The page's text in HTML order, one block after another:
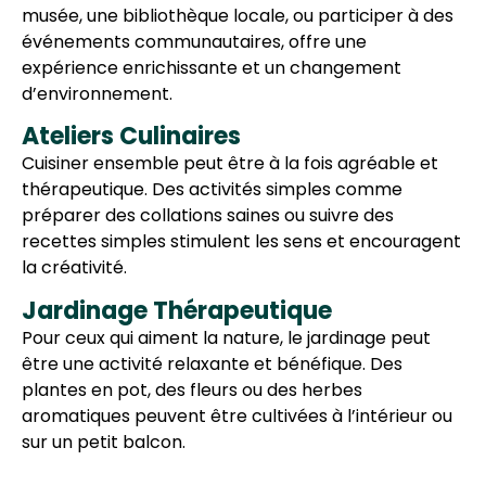
musée, une bibliothèque locale, ou participer à des
événements communautaires, offre une
expérience enrichissante et un changement
d’environnement.
Ateliers Culinaires
Cuisiner ensemble peut être à la fois agréable et
thérapeutique. Des activités simples comme
préparer des collations saines ou suivre des
recettes simples stimulent les sens et encouragent
la créativité.
Jardinage Thérapeutique
Pour ceux qui aiment la nature, le jardinage peut
être une activité relaxante et bénéfique. Des
plantes en pot, des fleurs ou des herbes
aromatiques peuvent être cultivées à l’intérieur ou
sur un petit balcon.